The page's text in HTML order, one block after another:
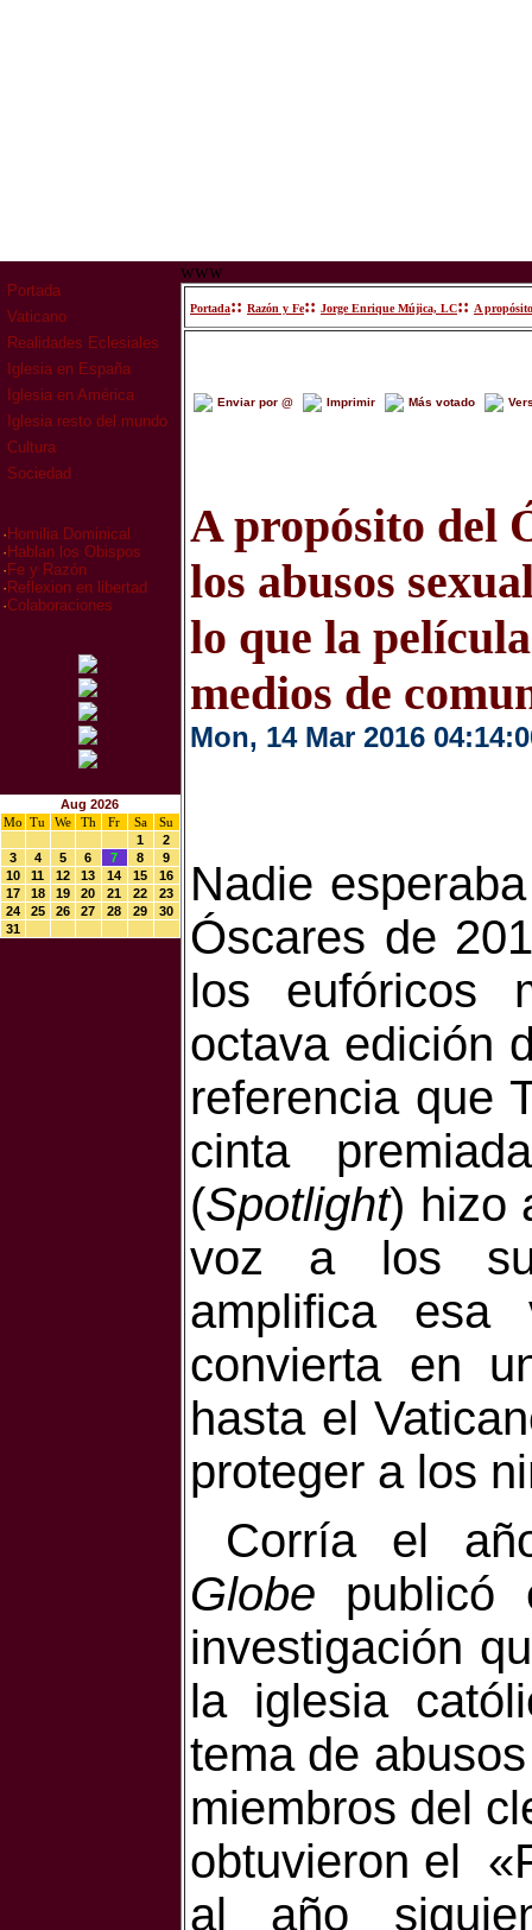
Portada
Vaticano
Realidades Eclesiales
Iglesia en España
Iglesia en América
Iglesia resto del mundo
Cultura
Sociedad
· Homilia Dominical
· Hablan los Obispos
· Fe y Razón
· Reflexion en libertad
·Colaboraciones
Aug 2026
Mo
Tu We Th Fr Sa
Su
1
2
3
4 5 6 7 8
9
10
11 12 13 14 15
16
17
18 19 20 21 22
23
24
25 26 27 28 29
30
31
www
Portada:: Razón y Fe:: Jorge Enrique Mújica, LC:: A
Enviar por @ Imprimir Más votado
A propósito del
los abusos
lo que la
medios de
Mon, 14 Mar 2016
Nadie
Óscares de
los eufóricos
octava edición
referencia que
cinta
(Spotlight) hizo
voz a los
amplifica
convierta en
hasta el
proteger a los
Corría el
Globe publicó
investigación
la iglesia
tema de
miembros del
obtuvieron el
al año